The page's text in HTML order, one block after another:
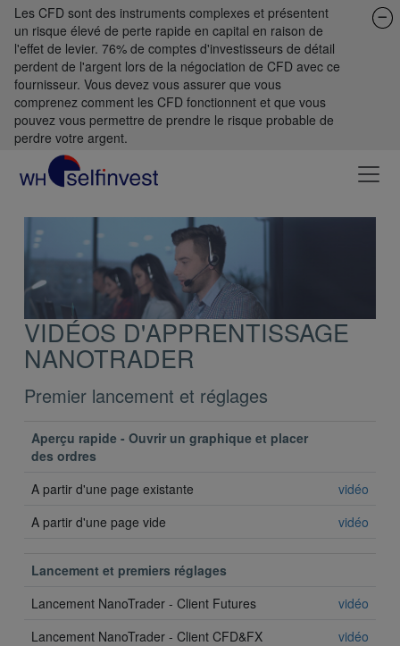
Les CFD sont des instruments complexes et présentent
un risque élevé de perte rapide en capital en raison de
l'effet de levier. 76% de comptes d'investisseurs de détail
perdent de l'argent lors de la négociation de CFD avec ce
fournisseur. Vous devez vous assurer que vous
comprenez comment les CFD fonctionnent et que vous
pouvez vous permettre de prendre le risque probable de
perdre votre argent.
VIDÉOS D'APPRENTISSAGE
NANOTRADER
Premier lancement et réglages
Aperçu rapide - Ouvrir un graphique et placer
des ordres
A partir d'une page existante
vidéo
A partir d'une page vide
vidéo
Lancement et premiers réglages
Lancement NanoTrader - Client Futures
vidéo
Lancement NanoTrader - Client CFD&FX
vidéo